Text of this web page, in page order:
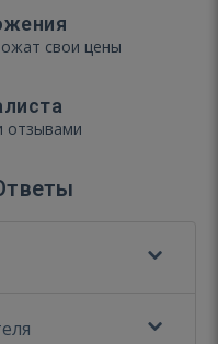
свои цены
отзывами